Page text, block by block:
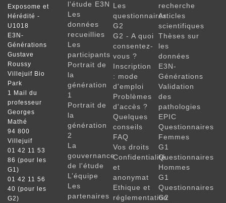
l'étude E3N
Les
données
recueillies
Les
participants
Portrait de
la
génération
1
Portrait de
la
génération
2
La
gouvernance
de l'étude
L’équipe
Les
partenaires
Les
questionnaires
G2
G2 - A quoi
consentez-
vous ?
Inscription
: mode
d'emploi
Problèmes
d'accès ?
Quelques
conseils
FAQ
Vos droits
Confidentialité
et
anonymat
Ethique et
réglementation
recherche
Articles
scientifiques
Thèses sur
les
données
E3N-
Générations
Validation
des
pathologies
EPIC
Questionnaires
Femmes
G1
Questionnaires
Hommes
G1
Questionnaires
G2
Exposome et
Hérédité -
U1018
E3N-
Générations
Gustave
Roussy
Villejuif Bio
Park
1 Mail du
professeur
Georges
Mathé
94 800
Villejuif
01 42 11 53
86 (pour les
G1)
01 42 11 56
40 (pour les
G2)